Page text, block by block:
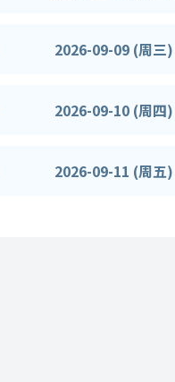
2026-09-09 (周三)
2026-09-10 (周四)
2026-09-11 (周五)